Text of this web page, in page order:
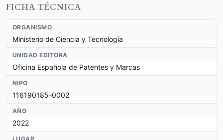
FICHA TÉCNICA
ORGANISMO
Ministerio de Ciencia y Tecnología
UNIDAD EDITORA
Oficina Española de Patentes y Marcas
NIPO
116190185-0002
AÑO
2022